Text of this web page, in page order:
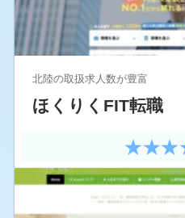
北陸の取扱求人数が豊富
ほくりくFIT転職